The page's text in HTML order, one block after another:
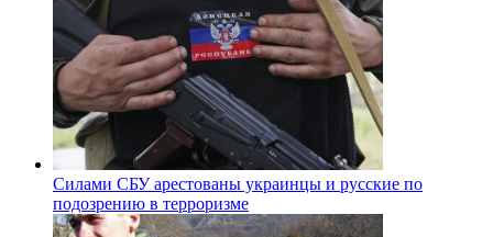
Силами СБУ арестованы украинцы и русские по
подозрению в терроризме